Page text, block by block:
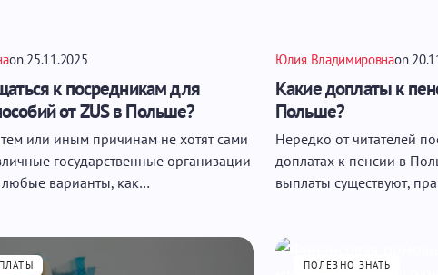
on 25.11.2025
к посредникам для
от ZUS в Польше?
или иным причинам не хотят сами
государственные организации
варианты, как…
Юлия Владимировнаon
Какие доплаты к
Польше?
Нередко от читателей
доплатах к пенсии в
выплаты существуют,
ПОЛЕЗНО ЗНАТЬ